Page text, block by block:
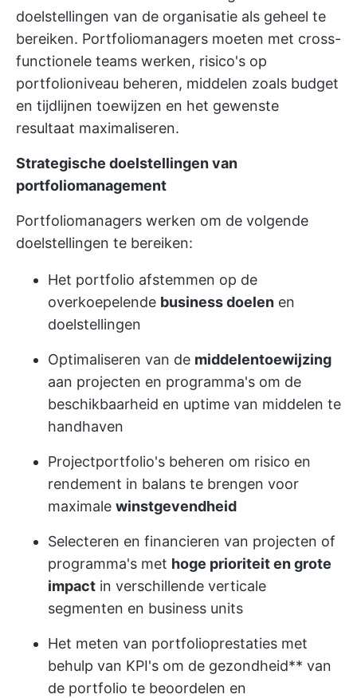
doelstellingen van de organisatie als geheel te
bereiken. Portfoliomanagers moeten met cross-
functionele teams werken, risico's op
portfolioniveau beheren, middelen zoals budget
en tijdlijnen toewijzen en het gewenste
resultaat maximaliseren.
Strategische doelstellingen van
portfoliomanagement
Portfoliomanagers werken om de volgende
doelstellingen te bereiken:
Het portfolio afstemmen op de
overkoepelende business doelen en
doelstellingen
Optimaliseren van de middelentoewijzing
aan projecten en programma's om de
beschikbaarheid en uptime van middelen te
handhaven
Projectportfolio's beheren om risico en
rendement in balans te brengen voor
maximale winstgevendheid
Selecteren en financieren van projecten of
programma's met hoge prioriteit en grote
impact in verschillende verticale
segmenten en business units
Het meten van portfolioprestaties met
behulp van KPI's om de gezondheid** van
de portfolio te beoordelen en